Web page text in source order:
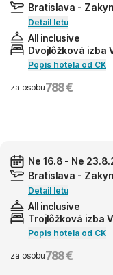
Bratislava -
Detail letu
All inclusive
Dvojlôžková izba
Popis hotela od CK
za osobu788 €
Ne 16.8 - Ne
Bratislava -
Detail letu
All inclusive
Trojlôžková izba
Popis hotela od CK
za osobu788 €